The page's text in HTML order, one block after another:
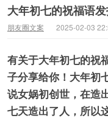
网络热梗 恋爱家庭
大年初七的祝福语
朋友圈文案 2025-02-03
有关于大年初七的祝
子分享给你！大年初
说女娲初创世，在造
七天造出了人，所以